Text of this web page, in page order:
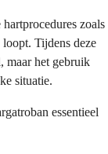
zoals
Tijdens deze
maar het gebruik
situatie.
essentieel